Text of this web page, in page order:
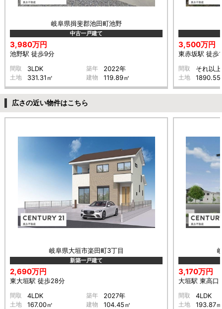
岐阜県揖斐郡池田町池野
中古一戸建て
3,980万円
池野駅 徒歩9分
間取 3LDK 築年 2022年
土地 331.31㎡ 建物 119.89㎡
3,500万円
東赤坂駅 徒歩
間取 それ以上
土地 1890.55
広さの近い物件はこちら
岐阜県大垣市楽田町3丁目
新築一戸建て
2,690万円
東大垣駅 徒歩28分
間取 4LDK 築年 2027年
土地 167.00㎡ 建物 104.45㎡
3,170万円
大垣駅 東高口
間取 4LDK
土地 193.87㎡